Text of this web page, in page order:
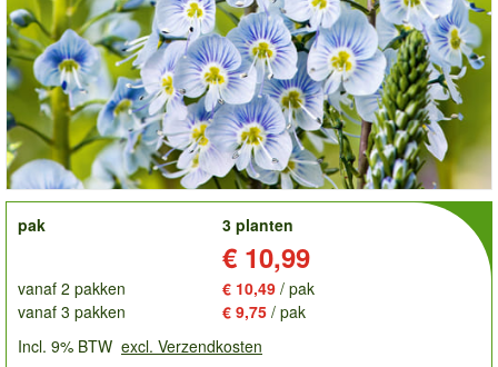
order
pak
3 planten
€ 10,99
vanaf 2 pakken € 10,49 / pak
vanaf 3 pakken
€ 9,75 / pak
Incl. 9% BTW excl. Verzendkosten